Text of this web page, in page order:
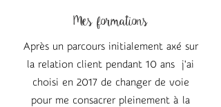
Mes formations
Après un parcours initialement axé sur
la relation client pendant 10 ans j'ai
choisi en 2017 de changer de voie
pour me consacrer pleinement à la